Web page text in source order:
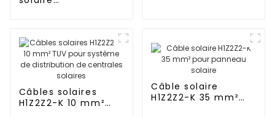
solaire 1*10mm2
Câble
Câbles solaires
H1Z2Z2-K 10 mm²
Câble solaire
H1Z2Z2-K 35 mm²